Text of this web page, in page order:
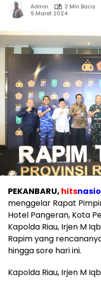
Admin
2 Min Baca
9 Maret 2024
PEKANBARU, hits
menggelar Rapat
Hotel Pangeran, Kota
Kapolda Riau, Irjen M
Rapim yang
hingga sore hari ini.
Kapolda Riau, Irjen M